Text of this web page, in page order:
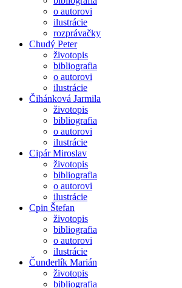
o autorovi
ilustrácie
rozprávačky
Chudý Peter
životopis
bibliografia
o autorovi
ilustrácie
Čihánková Jarmila
životopis
bibliografia
o autorovi
ilustrácie
Cipár Miroslav
životopis
bibliografia
o autorovi
ilustrácie
Cpin Štefan
životopis
bibliografia
o autorovi
ilustrácie
Čunderlík Marián
životopis
bibliografia